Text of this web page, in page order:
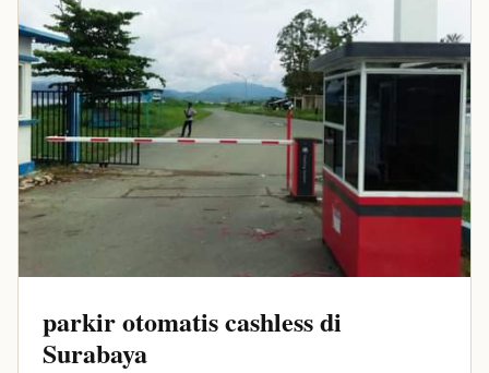
parkir otomatis cashless di
Surabaya